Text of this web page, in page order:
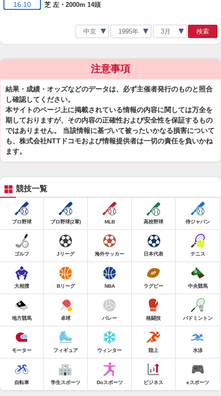
16:10 芝 左・2000m 14頭
検索
注意事項
結果・成績・オッズなどのデータは、必ず主催者発行のものと照合
し確認してください。
本サイトのページ上に掲載されている情報の内容に関しては万全を
期しておりますが、その内容の正確性および安全性を保証するもの
ではありません。 当該情報に基づいて被ったいかなる損害について
も、株式会社NTTドコモおよび情報提供者は一切の責任を負いかね
ます。
競技一覧
プロ野球 プロ野球(2軍) MLB 高校野球 侍ジャパン
ゴルフ Jリーグ 海外サッカー 日本代表 テニス
大相撲 Bリーグ NBA ラグビー 中央競馬
地方競馬 卓球 バレー 格闘技 バドミントン
モーター フィギュア ウィンター 陸上 水泳
自転車 学生スポーツ Doスポーツ ビジネス eスポーツ